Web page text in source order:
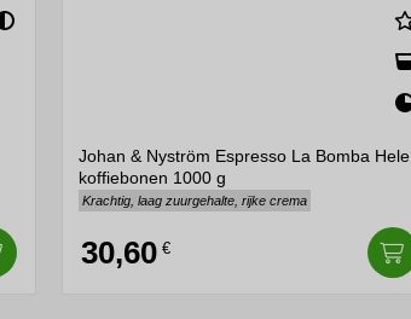
Johan & Nyström Espresso La Bomba Hele
koffiebonen 1000 g
Krachtig, laag zuurgehalte, rijke crema
30,60 €